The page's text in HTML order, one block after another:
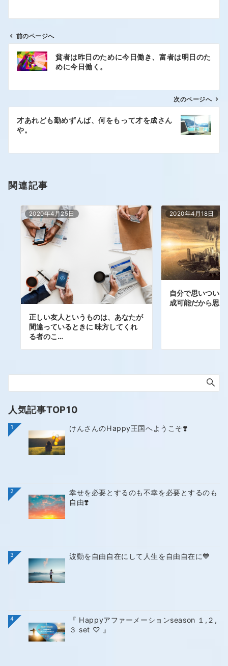
前のページへ
貧者は昨日のために今日働き、富者は明日のた
めに今日働く。
次のページへ
才あれども勤めずんば、何をもって才を成さん
や。
関連記事
2020年4月25日
正しい友人というものは、あなたが
間違っているときに 味方してくれ
る者のこ…
2020年4月18日
自分で思いつい
成可能だから思
人気記事TOP10
1 けんさんのHappy王国へようこそ❣️
2
幸せを必要とするのも不幸を必要とするのも
自由❣️
3 波動を自由自在にして人生を自由自在に💙
4
『 Happyアファーメーションseason １,２,
３ set ♡ 』